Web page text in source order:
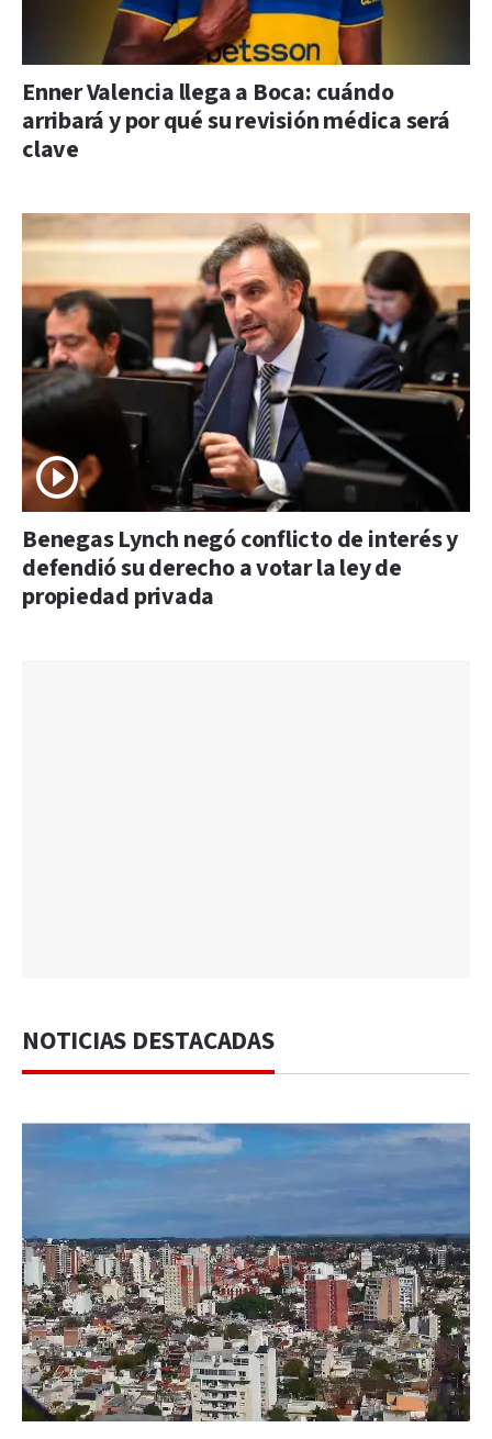
Enner Valencia llega a Boca: cuándo
arribará y por qué su revisión médica será
clave
Benegas Lynch negó conflicto de interés y
defendió su derecho a votar la ley de
propiedad privada
NOTICIAS DESTACADAS